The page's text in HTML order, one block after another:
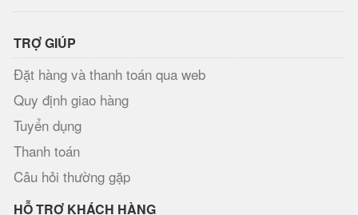
TRỢ GIÚP
Đặt hàng và thanh toán qua web
Quy định giao hàng
Tuyển dụng
Thanh toán
Câu hỏi thường gặp
HỖ TRỢ KHÁCH HÀNG